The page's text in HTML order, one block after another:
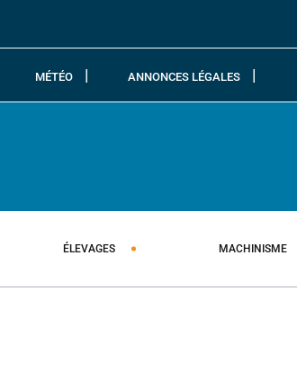
MÉTÉO ANNONCES LÉGALES
ÉLEVAGES MACHINISME